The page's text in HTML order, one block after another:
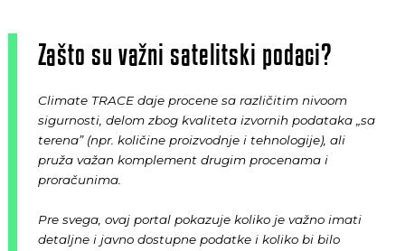
Zašto su važni satelitski podaci?
Climate TRACE daje procene sa različitim nivoom
sigurnosti, delom zbog kvaliteta izvornih podataka „sa
terena” (npr. količine proizvodnje i tehnologije), ali
pruža važan komplement drugim procenama i
proračunima.
Pre svega, ovaj portal pokazuje koliko je važno imati
detaljne i javno dostupne podatke i koliko bi bilo